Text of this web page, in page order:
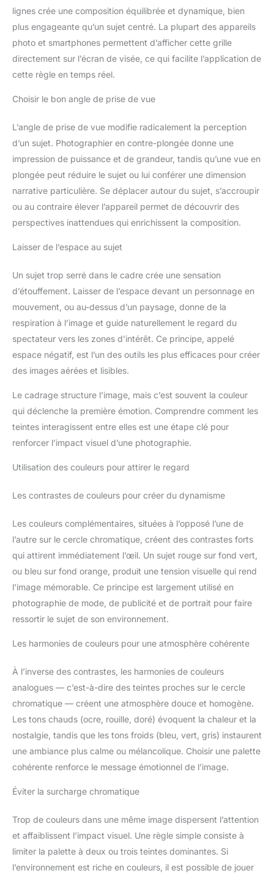
lignes crée une composition équilibrée et dynamique, bien
plus engageante qu’un sujet centré. La plupart des appareils
photo et smartphones permettent d’afficher cette grille
directement sur l’écran de visée, ce qui facilite l’application de
cette règle en temps réel.
Choisir le bon angle de prise de vue
L’angle de prise de vue modifie radicalement la perception
d’un sujet. Photographier en contre-plongée donne une
impression de puissance et de grandeur, tandis qu’une vue en
plongée peut réduire le sujet ou lui conférer une dimension
narrative particulière. Se déplacer autour du sujet, s’accroupir
ou au contraire élever l’appareil permet de découvrir des
perspectives inattendues qui enrichissent la composition.
Laisser de l’espace au sujet
Un sujet trop serré dans le cadre crée une sensation
d’étouffement. Laisser de l’espace devant un personnage en
mouvement, ou au-dessus d’un paysage, donne de la
respiration à l’image et guide naturellement le regard du
spectateur vers les zones d’intérêt. Ce principe, appelé
espace négatif, est l’un des outils les plus efficaces pour créer
des images aérées et lisibles.
Le cadrage structure l’image, mais c’est souvent la couleur
qui déclenche la première émotion. Comprendre comment les
teintes interagissent entre elles est une étape clé pour
renforcer l’impact visuel d’une photographie.
Utilisation des couleurs pour attirer le regard
Les contrastes de couleurs pour créer du dynamisme
Les couleurs complémentaires, situées à l’opposé l’une de
l’autre sur le cercle chromatique, créent des contrastes forts
qui attirent immédiatement l’œil. Un sujet rouge sur fond vert,
ou bleu sur fond orange, produit une tension visuelle qui rend
l’image mémorable. Ce principe est largement utilisé en
photographie de mode, de publicité et de portrait pour faire
ressortir le sujet de son environnement.
Les harmonies de couleurs pour une atmosphère cohérente
À l’inverse des contrastes, les harmonies de couleurs
analogues — c’est-à-dire des teintes proches sur le cercle
chromatique — créent une atmosphère douce et homogène.
Les tons chauds (ocre, rouille, doré) évoquent la chaleur et la
nostalgie, tandis que les tons froids (bleu, vert, gris) instaurent
une ambiance plus calme ou mélancolique. Choisir une palette
cohérente renforce le message émotionnel de l’image.
Éviter la surcharge chromatique
Trop de couleurs dans une même image dispersent l’attention
et affaiblissent l’impact visuel. Une règle simple consiste à
limiter la palette à deux ou trois teintes dominantes. Si
l’environnement est riche en couleurs, il est possible de jouer